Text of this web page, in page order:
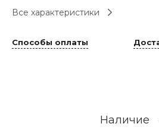
Все характеристики
Способы оплаты
Наличие